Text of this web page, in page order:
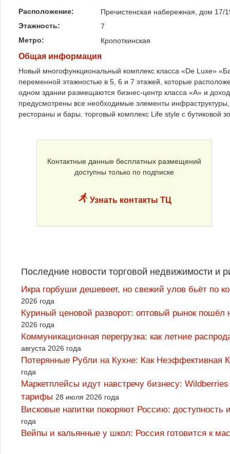
Расположение:
Пречистенская набережная, дом 17/
Этажность:
7
Метро:
Кропоткинская
Общая информация
Новый многофункциональный комплекс класса «De Luxe»
переменной этажностью в 5, 6 и 7 этажей, которые
одном здании размещаются бизнес-центр класса «А» и
предусмотрены все необходимые элементы
рестораны и бары. торговый комплекс Life style с
Контактные данные бесплатных размещений
доступны только по подписке
Узнать контакты ТЦ
Последние новости торговой недвижимости и
Икра горбуши дешевеет, но свежий улов бьёт по
2026 года
Куриный ценовой разворот: оптовый рынок
2026 года
Коммуникационная перегрузка: как летние
августа 2026 года
Потерянные Рубли на Кухне: Как
года
Маркетплейсы идут навстречу бизнесу:
тарифы 28 июля 2026 года
Висковые напитки покоряют Россию:
года
Вейпы и кальянные у школ: Россия готовится к